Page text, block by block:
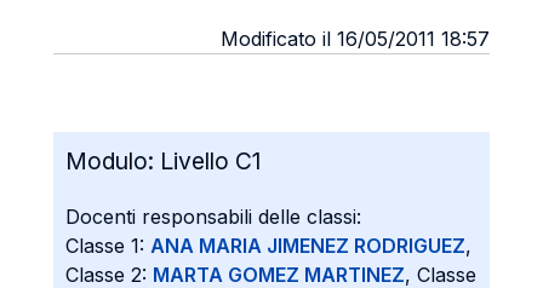
Modificato il 16/05/2011 18:57
Modulo: Livello C1
Docenti responsabili delle classi:
Classe 1: ANA MARIA JIMENEZ RODRIGUEZ,
Classe 2: MARTA GOMEZ MARTINEZ, Classe